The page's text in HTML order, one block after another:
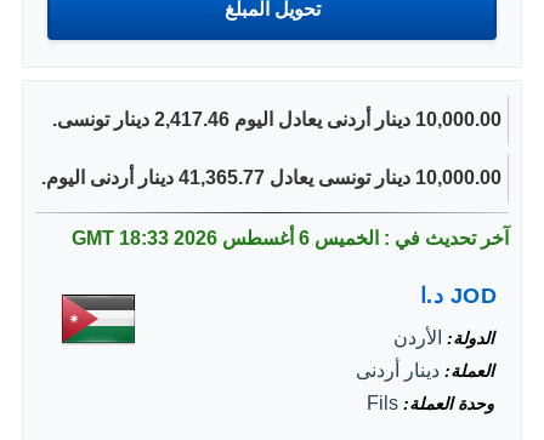
10,000.00 دينار أردنى يعادل اليوم 2,417.46 دينار تونسى.
10,000.00 دينار تونسى يعادل 41,365.77 دينار أردنى اليوم.
آخر تحديث في : الخميس 6 أغسطس 2026 18:33 GMT
JOD د.ا
الدولة الأردن
العملة دينار أردنى
وحدة العملة Fils